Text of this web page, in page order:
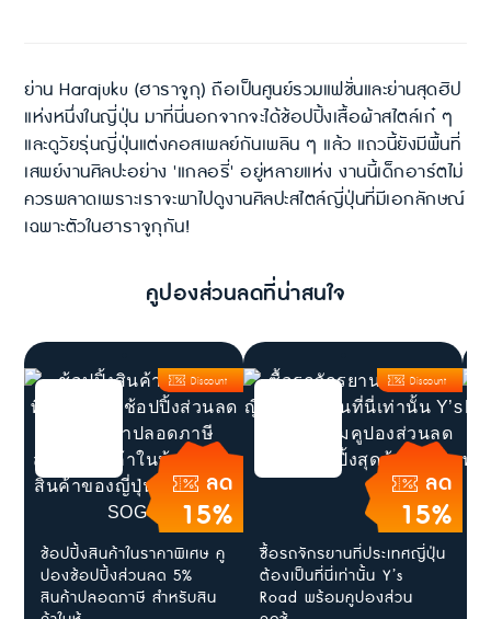
ย่าน Harajuku (ฮาราจูกุ) ถือเป็นศูนย์รวมแฟชั่นและย่านสุดฮิป
แห่งหนึ่งในญี่ปุ่น มาที่นี่นอกจากจะได้ช้อปปิ้งเสื้อผ้าสไตล์เก๋ ๆ
และดูวัยรุ่นญี่ปุ่นแต่งคอสเพลย์กันเพลิน ๆ แล้ว แถวนี้ยังมีพื้นที่
เสพย์งานศิลปะอย่าง 'แกลอรี่' อยู่หลายแห่ง งานนี้เด็กอาร์ตไม่
ควรพลาดเพราะเราจะพาไปดูงานศิลปะสไตล์ญี่ปุ่นที่มีเอกลักษณ์
เฉพาะตัวในฮาราจูกุกัน!
คูปองส่วนลดที่น่าสนใจ
ลด
15%
Discount
ช้อปปิ้งสินค้าในราคาพิเศษ คู
ปองช้อปปิ้งส่วนลด 5%
สินค้าปลอดภาษี สำหรับสิน
ลด
15%
Discount
ซื้อรถจักรยานที่ประเทศญี่ปุ่น
ต้องเป็นที่นี่เท่านั้น Y’s
Road พร้อมคูปองส่วน